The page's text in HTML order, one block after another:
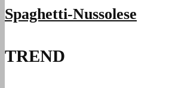
Spaghetti-Nussolese
TREND